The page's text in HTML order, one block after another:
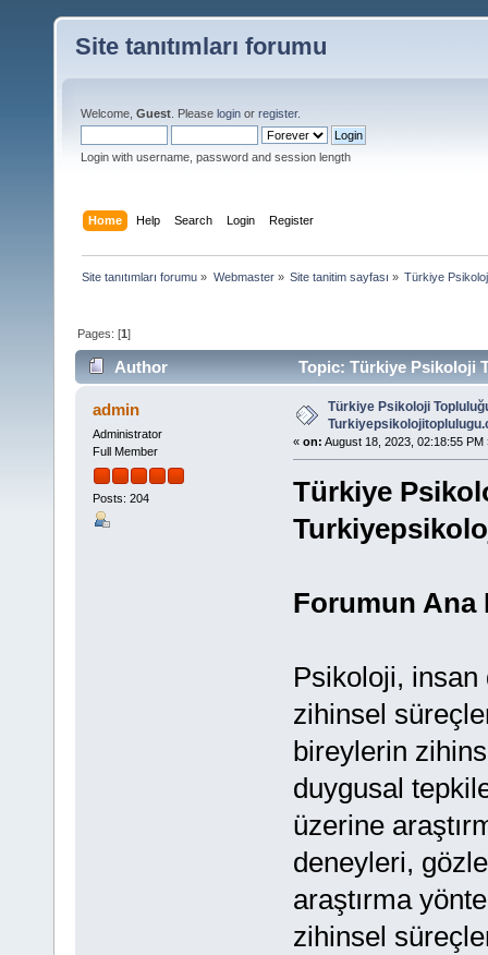
Site tanıtımları forumu
Welcome, Guest . Please login or register.
Login with username, password and session length
Home Help Search Login Register
Site tanıtımları forumu » Webmaster» Site tanitim sayfası » Türkiye
Pages: [1]
Author Topic: Türkiye Psikoloji
admin
Administrator
Full Member
Posts: 204
Türkiye Psikoloji
« on: August 18, 2023, 02:18:55 PM
Türkiye
Forumun
Psikoloji, insan
zihinsel
bireylerin
duygusal
üzerine
deneyleri,
araştırma
zihinsel